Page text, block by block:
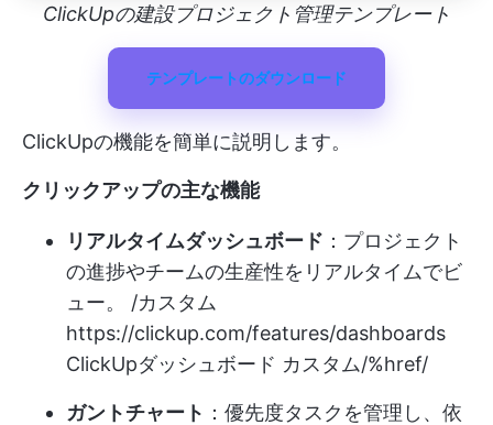
ClickUpの建設プロジェクト管理テンプレート
テンプレートのダウンロード
ClickUpの機能を簡単に説明します。
クリックアップの主な機能
リアルタイムダッシュボード ：プロジェクト
の進捗やチームの生産性をリアルタイムでビ
ュー。 /カスタム
https://clickup.com/features/dashboards
ClickUpダッシュボード カスタム/%href/
ガントチャート ：優先度タスクを管理し、依